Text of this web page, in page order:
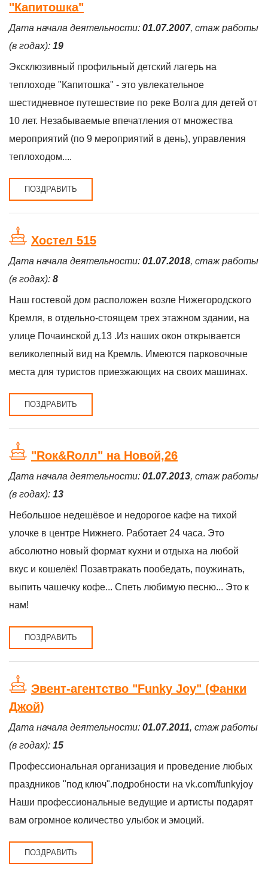
"Капитошка"
Дата начала деятельности: 01.07.2007, стаж работы
(в годах): 19
Эксклюзивный профильный детский лагерь на
теплоходе "Капитошка" - это увлекательное
шестидневное путешествие по реке Волга для детей от
10 лет. Незабываемые впечатления от множества
мероприятий (по 9 мероприятий в день), управления
теплоходом....
ПОЗДРАВИТЬ
Хостел 515
Дата начала деятельности: 01.07.2018, стаж работы
(в годах): 8
Наш гостевой дом расположен возле Нижегородского
Кремля, в отдельно-стоящем трех этажном здании, на
улице Почаинской д.13 .Из наших окон открывается
великолепный вид на Кремль. Имеются парковочные
места для туристов приезжающих на своих машинах.
ПОЗДРАВИТЬ
"Roк&Rолл" на Новой,26
Дата начала деятельности: 01.07.2013, стаж работы
(в годах): 13
Небольшое недешёвое и недорогое кафе на тихой
улочке в центре Нижнего. Работает 24 часа. Это
абсолютно новый формат кухни и отдыха на любой
вкус и кошелёк! Позавтракать пообедать, поужинать,
выпить чашечку кофе... Спеть любимую песню... Это к
нам!
ПОЗДРАВИТЬ
Эвент-агентство "Funky Joy" (Фанки
Джой)
Дата начала деятельности: 01.07.2011, стаж работы
(в годах): 15
Профессиональная организация и проведение любых
праздников "под ключ".подробности на vk.com/funkyjoy
Наши профессиональные ведущие и артисты подарят
вам огромное количество улыбок и эмоций.
ПОЗДРАВИТЬ